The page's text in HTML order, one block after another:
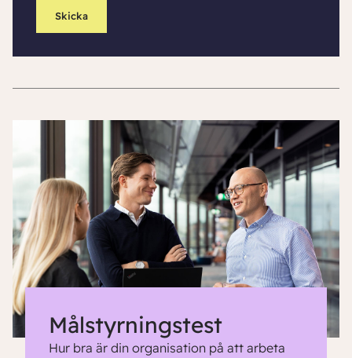
Målstyrningstest
Hur bra är din organisation på att arbeta